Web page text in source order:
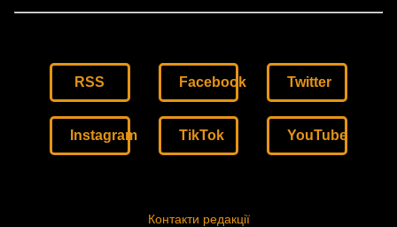
RSS Facebook Twitter
Instagram TikTok YouTube
Контакти редакції